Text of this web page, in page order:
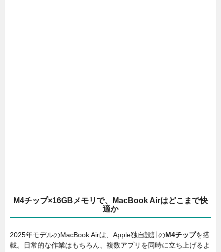
M4チップ×16GBメモリで、MacBook Airはどこまで快
適か
2025年モデルのMacBook Airは、Apple独自設計のM4チップを搭
載。日常的な作業はもちろん、複数アプリを同時に立ち上げるよ